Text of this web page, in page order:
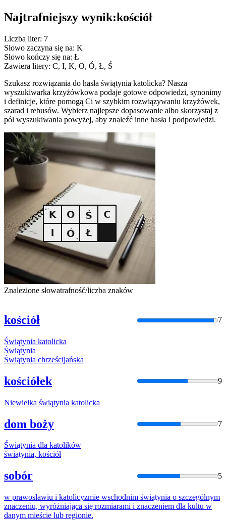
Najtrafniejszy wynik:kościół
Liczba liter: 7
Słowo zaczyna się na: K
Słowo kończy się na: Ł
Zawiera litery: C, I, K, O, Ó, Ł, Ś
Szukasz rozwiązania do hasła świątynia katolicka? Nasza
wyszukiwarka krzyżówkowa podaje gotowe odpowiedzi, synonimy
i definicje, które pomogą Ci w szybkim rozwiązywaniu krzyżówek,
szarad i rebusów. Wybierz najlepsze dopasowanie albo skorzystaj z
pól wyszukiwania powyżej, aby znaleźć inne hasła i podpowiedzi.
Znalezione słowatrafność/liczba znaków
kościół 7
Świątynia katolicka
Świątynia
Świątynia chrześcijańska
kościółek 9
Niewielka świątynia katolicka
dom boży 7
Świątynia dla katolików
świątynia, kościół
sobór 5
w prawosławiu i katolicyzmie wschodnim świątynia o szczególnym
znaczeniu, wyróżniająca się rozmiarami i znaczeniem dla kultu w
danym mieście lub regionie.